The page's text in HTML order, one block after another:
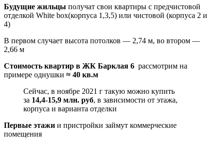
Будущие жильцы получат свои квартиры с предчистовой
отделкой White box(корпуса 1,3,5) или чистовой (корпуса 2 и
4)
В первом случает высота потолков — 2,74 м, во втором —
2,66 м
Стоимость квартир в ЖК Барклая 6 рассмотрим на
примере однушки ≈ 40 кв.м
Сейчас, в ноябре 2021 г такую можно купить
за 14,4-15,9 млн. руб, в зависимости от этажа,
корпуса и варианта отделки
Первые этажи и пристройки займут коммерческие
помещения